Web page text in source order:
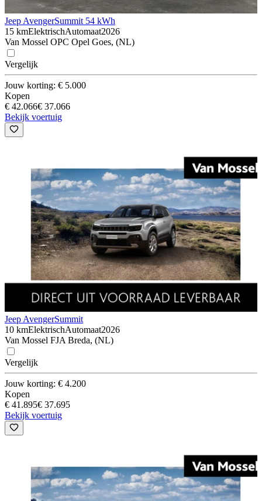
Jeep AvengerSummit 54 kWh
15 kmElektrischAutomaat2026
Van Mossel OPC Opel Goes, (NL)
Vergelijk
Jouw korting: € 5.000
Kopen
€ 42.066€ 37.066
Bekijk voertuig
Jeep AvengerSummit
10 kmElektrischAutomaat2026
Van Mossel FJA Breda, (NL)
Vergelijk
Jouw korting: € 4.200
Kopen
€ 41.895€ 37.695
Bekijk voertuig